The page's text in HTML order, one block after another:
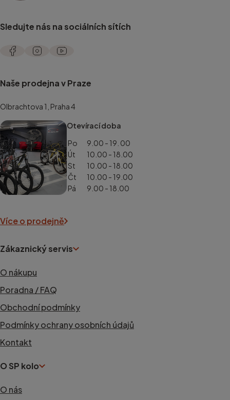
Sledujte nás na sociálních sítích
Naše prodejna v Praze
Olbrachtova 1, Praha 4
Otevírací doba
Po
9.00 - 19. 00
Út
10.00 - 18.00
St
10.00 - 18.00
Čt
10.00 - 19.00
Pá
9.00 - 18.00
Více o prodejně
Zákaznický servis
O nákupu
Poradna / FAQ
Obchodní podmínky
Podmínky ochrany osobních údajů
Kontakt
O SP kolo
O nás